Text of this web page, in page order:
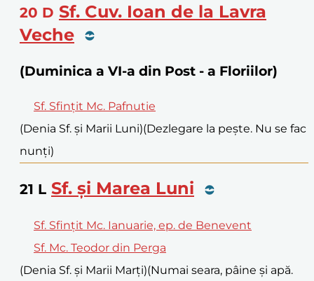
20 D Sf. Cuv. Ioan de la Lavra
Veche
(Duminica a VI-a din Post - a Floriilor)
Sf. Sfințit Mc. Pafnutie
(Denia Sf. și Marii Luni)(Dezlegare la pește. Nu se fac
nunți)
21 L Sf. și Marea Luni
Sf. Sfințit Mc. Ianuarie, ep. de Benevent
Sf. Mc. Teodor din Perga
(Denia Sf. și Marii Marți)(Numai seara, pâine și apă.